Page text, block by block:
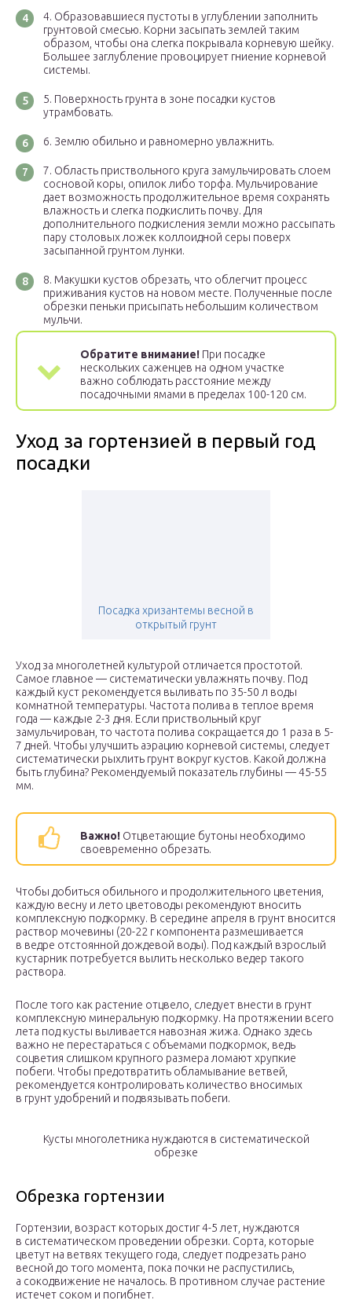
Образовавшиеся пустоты в углублении заполнить
грунтовой смесью. Корни засыпать землей таким
образом, чтобы она слегка покрывала корневую шейку.
Большее заглубление провоцирует гниение корневой
системы.
Поверхность грунта в зоне посадки кустов
утрамбовать.
Землю обильно и равномерно увлажнить.
Область приствольного круга замульчировать слоем
сосновой коры, опилок либо торфа. Мульчирование
дает возможность продолжительное время сохранять
влажность и слегка подкислить почву. Для
дополнительного подкисления земли можно рассыпать
пару столовых ложек коллоидной серы поверх
засыпанной грунтом лунки.
Макушки кустов обрезать, что облегчит процесс
приживания кустов на новом месте. Полученные после
обрезки пеньки присыпать небольшим количеством
мульчи.
Обратите внимание! При посадке
нескольких саженцев на одном участке
важно соблюдать расстояние между
посадочными ямами в пределах 100-120 см.
Уход за гортензией в первый год
посадки
Посадка хризантемы весной в
открытый грунт
Уход за многолетней культурой отличается простотой.
Самое главное — систематически увлажнять почву. Под
каждый куст рекомендуется выливать по 35-50 л воды
комнатной температуры. Частота полива в теплое время
года — каждые 2-3 дня. Если приствольный круг
замульчирован, то частота полива сокращается до 1 раза в 5-
7 дней. Чтобы улучшить аэрацию корневой системы, следует
систематически рыхлить грунт вокруг кустов. Какой должна
быть глубина? Рекомендуемый показатель глубины — 45-55
мм.
Важно! Отцветающие бутоны необходимо
своевременно обрезать.
Чтобы добиться обильного и продолжительного цветения,
каждую весну и лето цветоводы рекомендуют вносить
комплексную подкормку. В середине апреля в грунт вносится
раствор мочевины (20-22 г компонента размешивается
в ведре отстоянной дождевой воды). Под каждый взрослый
кустарник потребуется вылить несколько ведер такого
раствора.
После того как растение отцвело, следует внести в грунт
комплексную минеральную подкормку. На протяжении всего
лета под кусты выливается навозная жижа. Однако здесь
важно не перестараться с объемами подкормок, ведь
соцветия слишком крупного размера ломают хрупкие
побеги. Чтобы предотвратить обламывание ветвей,
рекомендуется контролировать количество вносимых
в грунт удобрений и подвязывать побеги.
Кусты многолетника нуждаются в систематической
обрезке
Обрезка гортензии
Гортензии, возраст которых достиг 4-5 лет, нуждаются
в систематическом проведении обрезки. Сорта, которые
цветут на ветвях текущего года, следует подрезать рано
весной до того момента, пока почки не распустились,
а сокодвижение не началось. В противном случае растение
истечет соком и погибнет.